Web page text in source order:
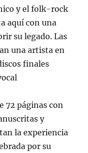
y el folk-rock
aquí con una
su legado. Las
una artista en
finales
72 páginas con
y
la experiencia
por su